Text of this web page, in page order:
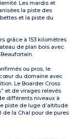
Les mardis et
la piste des
et la piste du
grâce à 153 kilomètres
de plan bois avec
ou pros, le
du domaine avec
Le Boarder Cross
et de virages relevés
différents niveaux à
piste de luge d’altitude
de la Chal pour de pures